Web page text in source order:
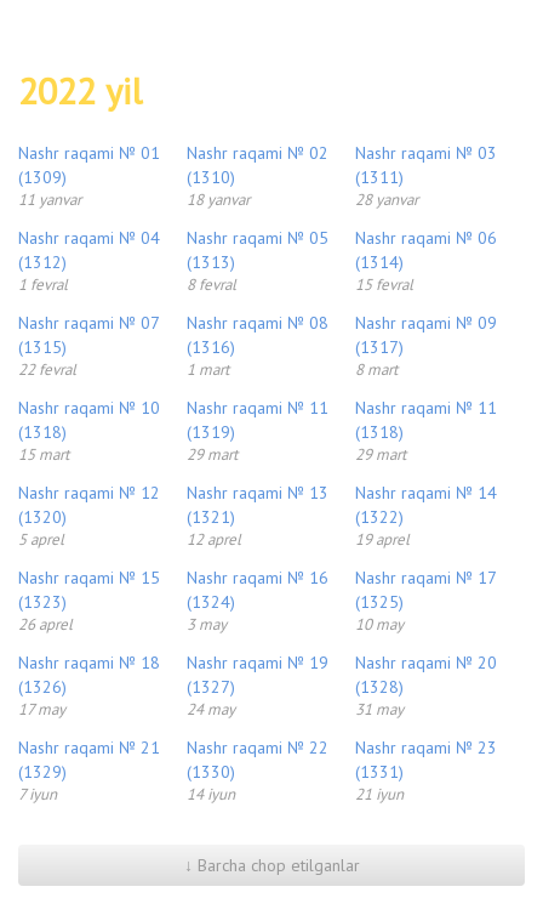
2022 yil
Nashr raqami № 01
(1309)
11 yanvar
Nashr raqami № 02
(1310)
18 yanvar
Nashr raqami № 03
(1311)
28 yanvar
Nashr raqami № 04
(1312)
1 fevral
Nashr raqami № 05
(1313)
8 fevral
Nashr raqami № 06
(1314)
15 fevral
Nashr raqami № 07
(1315)
22 fevral
Nashr raqami № 08
(1316)
1 mart
Nashr raqami № 09
(1317)
8 mart
Nashr raqami № 10
(1318)
15 mart
Nashr raqami № 11
(1319)
29 mart
Nashr raqami № 11
(1318)
29 mart
Nashr raqami № 12
(1320)
5 aprel
Nashr raqami № 13
(1321)
12 aprel
Nashr raqami № 14
(1322)
19 aprel
Nashr raqami № 15
(1323)
26 aprel
Nashr raqami № 16
(1324)
3 may
Nashr raqami № 17
(1325)
10 may
Nashr raqami № 18
(1326)
17 may
Nashr raqami № 19
(1327)
24 may
Nashr raqami № 20
(1328)
31 may
Nashr raqami № 21
(1329)
7 iyun
Nashr raqami № 22
(1330)
14 iyun
Nashr raqami № 23
(1331)
21 iyun
↓ Barcha chop etilganlar